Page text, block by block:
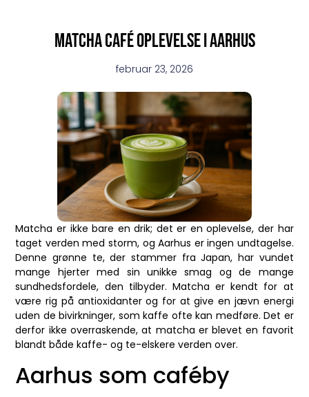
Matcha café oplevelse i aarhus
februar 23, 2026
Matcha er ikke bare en drik; det er en oplevelse, der har
taget verden med storm, og Aarhus er ingen undtagelse.
Denne grønne te, der stammer fra Japan, har vundet
mange hjerter med sin unikke smag og de mange
sundhedsfordele, den tilbyder. Matcha er kendt for at
være rig på antioxidanter og for at give en jævn energi
uden de bivirkninger, som kaffe ofte kan medføre. Det er
derfor ikke overraskende, at matcha er blevet en favorit
blandt både kaffe- og te-elskere verden over.
Aarhus som caféby